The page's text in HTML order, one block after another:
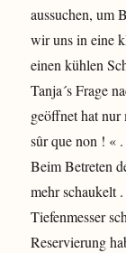
aussuchen, um
wir uns in eine
einen kühlen
Tanja´s Frage
geöffnet hat
sûr que non ! « .
Beim Betreten
mehr schaukelt
Tiefenmesser
Reservierung